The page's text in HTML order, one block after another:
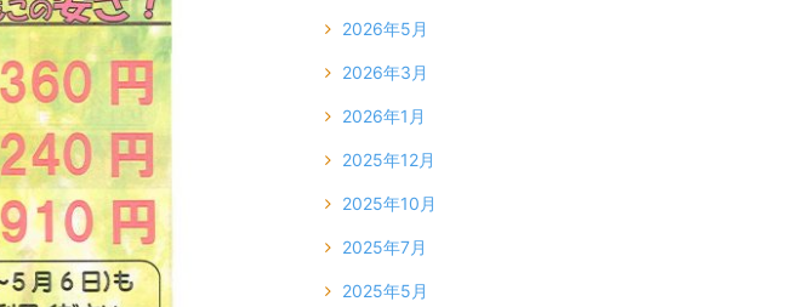
2026年5月
2026年3月
2026年1月
2025年12月
2025年10月
2025年7月
2025年5月